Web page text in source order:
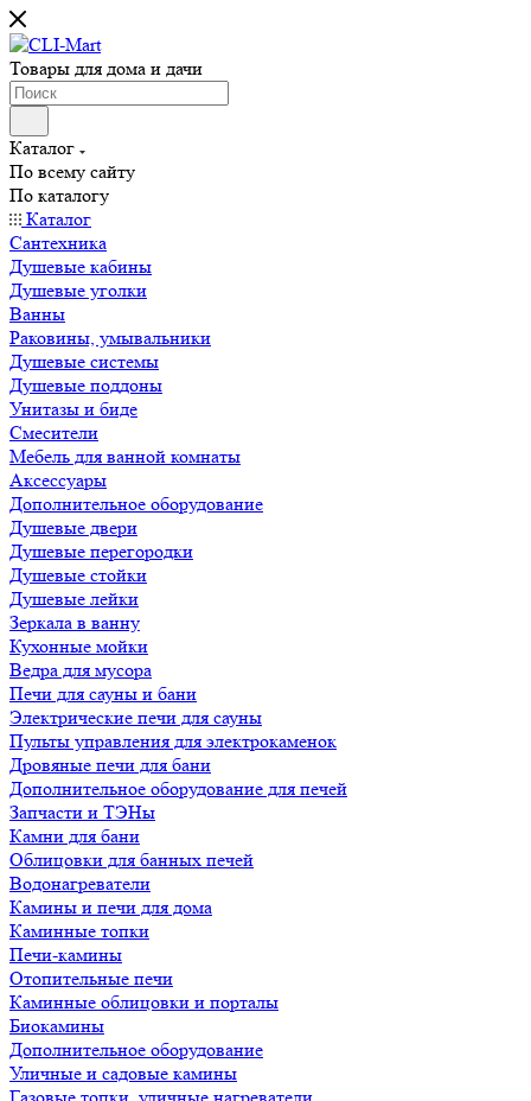
Товары для дома и дачи
Каталог
По всему сайту
По каталогу
Каталог
Сантехника
Душевые кабины
Душевые уголки
Ванны
Раковины, умывальники
Душевые системы
Душевые поддоны
Унитазы и биде
Смесители
Мебель для ванной комнаты
Аксессуары
Дополнительное оборудование
Душевые двери
Душевые перегородки
Душевые стойки
Душевые лейки
Зеркала в ванну
Кухонные мойки
Ведра для мусора
Печи для сауны и бани
Электрические печи для сауны
Пульты управления для электрокаменок
Дровяные печи для бани
Дополнительное оборудование для печей
Запчасти и ТЭНы
Камни для бани
Облицовки для банных печей
Водонагреватели
Камины и печи для дома
Каминные топки
Печи-камины
Отопительные печи
Каминные облицовки и порталы
Биокамины
Дополнительное оборудование
Уличные и садовые камины